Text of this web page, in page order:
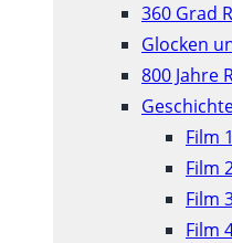
360 Grad
Glocken
800 Jahre
Film
Film
Film
Film